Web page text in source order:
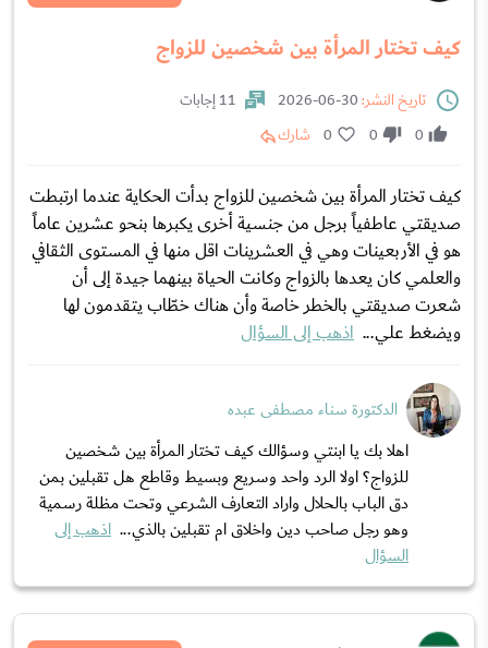
كيف تختار المرأة بين شخصين للزواج
تاريخ النشر:
11 إجابات
0
0
0 شارك
كيف تختار المرأة بين شخصين للزواج بدأت الحكاية عندما ارتبطت
صديقتي عاطفياً برجل من جنسية أخرى يكبرها بنحو عشرين عاماً
هو في الأربعينات وهي في العشرينات اقل منها في المستوى الثقافي
والعلمي كان يعدها بالزواج وكانت الحياة بينهما جيدة إلى أن
شعرت صديقتي بالخطر خاصة وأن هناك خطّاب يتقدمون لها
ويضغط علي... اذهب إلى السؤال
الدكتورة سناء مصطفى عبده
اهلا بك يا ابنتي وسؤالك كيف تختار المرأة بين شخصين
للزواج؟ اولا الرد واحد وسريع وبسيط وقاطع هل تقبلين بمن
دق الباب بالحلال واراد التعارف الشرعي وتحت مظلة رسمية
وهو رجل صاحب دين واخلاق ام تقبلين بالذي... اذهب إلى
السؤال